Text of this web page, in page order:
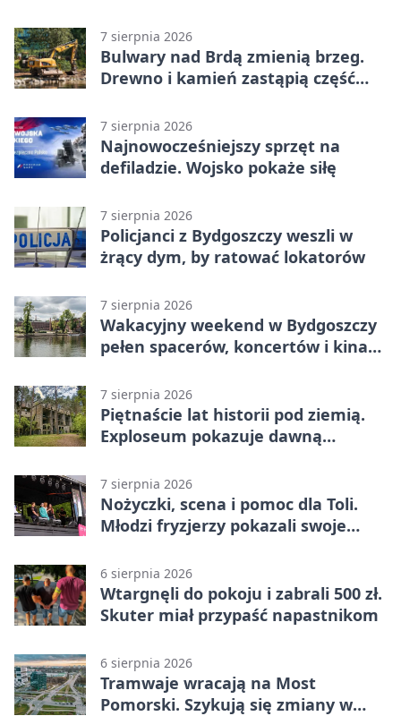
7 sierpnia 2026
Bulwary nad Brdą zmienią brzeg.
Drewno i kamień zastąpią część
7 sierpnia 2026
Najnowocześniejszy sprzęt na
defiladzie. Wojsko pokaże siłę
7 sierpnia 2026
Policjanci z Bydgoszczy weszli w
żrący dym, by ratować lokatorów
7 sierpnia 2026
Wakacyjny weekend w Bydgoszczy
pełen spacerów, koncertów i kina
7 sierpnia 2026
Piętnaście lat historii pod ziemią.
Exploseum pokazuje dawną
7 sierpnia 2026
Nożyczki, scena i pomoc dla Toli.
Młodzi fryzjerzy pokazali swoje
6 sierpnia 2026
Wtargnęli do pokoju i zabrali 500 zł.
Skuter miał przypaść napastnikom
6 sierpnia 2026
Tramwaje wracają na Most
Pomorski. Szykują się zmiany w